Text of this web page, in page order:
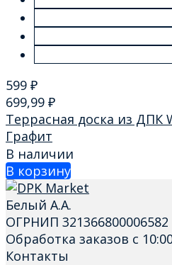
599 ₽
699,99 ₽
Террасная доска из ДПК
Графит
В наличии
В корзину
Белый А.А.
ОГРНИП 321366800006582
Обработка заказов с
Контакты